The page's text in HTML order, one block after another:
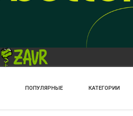
ПОПУЛЯРНЫЕ КАТЕГОРИИ